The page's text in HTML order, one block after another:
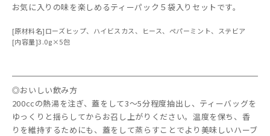
お気に入りの味を楽しめるティーパック５袋入りセットです。
[原材料名]ローズヒップ、ハイビスカス、ヒース、ペパーミント、ステビア
[内容量]3.0g×5包
◎おいしい飲み方
200ccの熱湯を注ぎ、蓋をして3〜5分程度抽出し、ティーバッグを
ゆっくりと揺らしてからお召し上がりください。温度を保ち、香
りを維持するためにも、蓋をして蒸らすことでより美味しいハーブ